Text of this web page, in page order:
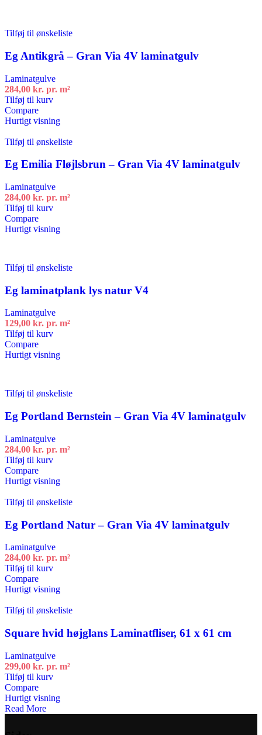
Tilføj til ønskeliste
Eg Antikgrå – Gran Via 4V laminatgulv
Laminatgulve
284,00 kr. pr. m²
Tilføj til kurv
Compare
Hurtigt visning
Tilføj til ønskeliste
Eg Emilia Fløjlsbrun – Gran Via 4V laminatgulv
Laminatgulve
284,00 kr. pr. m²
Tilføj til kurv
Compare
Hurtigt visning
Tilføj til ønskeliste
Eg laminatplank lys natur V4
Laminatgulve
129,00 kr. pr. m²
Tilføj til kurv
Compare
Hurtigt visning
Tilføj til ønskeliste
Eg Portland Bernstein – Gran Via 4V laminatgulv
Laminatgulve
284,00 kr. pr. m²
Tilføj til kurv
Compare
Hurtigt visning
Tilføj til ønskeliste
Eg Portland Natur – Gran Via 4V laminatgulv
Laminatgulve
284,00 kr. pr. m²
Tilføj til kurv
Compare
Hurtigt visning
Tilføj til ønskeliste
Square hvid højglans Laminatfliser, 61 x 61 cm
Laminatgulve
299,00 kr. pr. m²
Tilføj til kurv
Compare
Hurtigt visning
Read More